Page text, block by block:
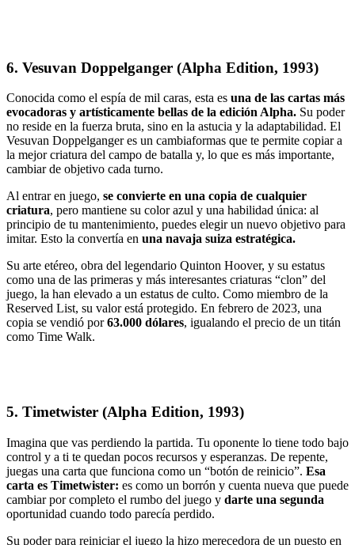
6. Vesuvan Doppelganger (Alpha Edition, 1993)
Conocida como el espía de mil caras, esta es una de las cartas más
evocadoras y artísticamente bellas de la edición Alpha. Su poder
no reside en la fuerza bruta, sino en la astucia y la adaptabilidad. El
Vesuvan Doppelganger es un cambiaformas que te permite copiar a
la mejor criatura del campo de batalla y, lo que es más importante,
cambiar de objetivo cada turno.
Al entrar en juego, se convierte en una copia de cualquier
criatura, pero mantiene su color azul y una habilidad única: al
principio de tu mantenimiento, puedes elegir un nuevo objetivo para
imitar. Esto la convertía en una navaja suiza estratégica.
Su arte etéreo, obra del legendario Quinton Hoover, y su estatus
como una de las primeras y más interesantes criaturas “clon” del
juego, la han elevado a un estatus de culto. Como miembro de la
Reserved List, su valor está protegido. En febrero de 2023, una
copia se vendió por63.000 dólares, igualando el precio de un titán
como Time Walk.
5. Timetwister (Alpha Edition, 1993)
Imagina que vas perdiendo la partida. Tu oponente lo tiene todo bajo
control y a ti te quedan pocos recursos y esperanzas. De repente,
juegas una carta que funciona como un “botón de reinicio”. Esa
carta es Timetwister: es como un borrón y cuenta nueva que puede
cambiar por completo el rumbo del juego y darte una segunda
oportunidad cuando todo parecía perdido.
Su poder para reiniciar el juego la hizo merecedora de un puesto en